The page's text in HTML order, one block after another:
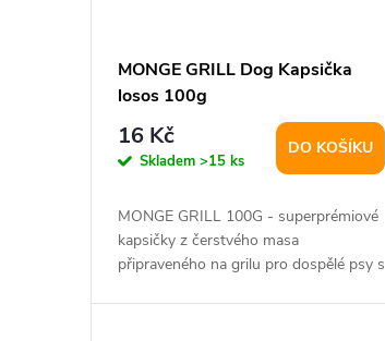
MONGE GRILL Dog Kapsička
losos 100g
16 Kč
Skladem >15 ks
DO KOŠÍKU
MONGE GRILL 100G - superprémiové
kapsičky z čerstvého masa
připraveného na grilu pro dospělé psy s